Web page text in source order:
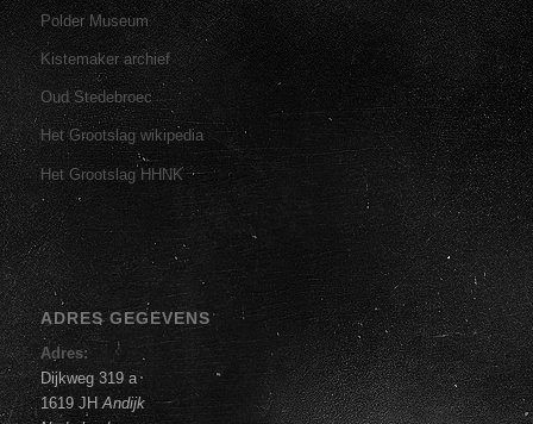
Polder Museum
Kistemaker archief
Oud Stedebroec
Het Grootslag wikipedia
Het Grootslag HHNK
ADRES GEGEVENS
Adres:
Dijkweg 319 a
1619 JH Andijk